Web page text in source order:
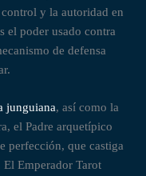
y la autoridad en
el poder usado contra
de defensa
junguiana, así como la
el Padre arquetípico
perfección, que castiga
Emperador Tarot